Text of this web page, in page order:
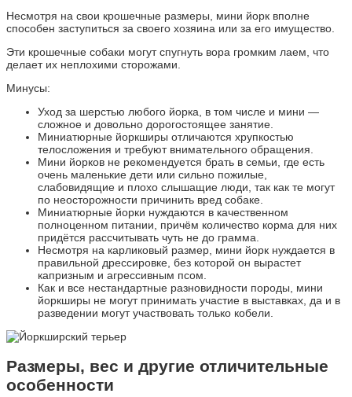
Несмотря на свои крошечные размеры, мини йорк вполне
способен заступиться за своего хозяина или за его имущество.
Эти крошечные собаки могут спугнуть вора громким лаем, что
делает их неплохими сторожами.
Минусы:
Уход за шерстью любого йорка, в том числе и мини —
сложное и довольно дорогостоящее занятие.
Миниатюрные йоркширы отличаются хрупкостью
телосложения и требуют внимательного обращения.
Мини йорков не рекомендуется брать в семьи, где есть
очень маленькие дети или сильно пожилые,
слабовидящие и плохо слышащие люди, так как те могут
по неосторожности причинить вред собаке.
Миниатюрные йорки нуждаются в качественном
полноценном питании, причём количество корма для них
придётся рассчитывать чуть не до грамма.
Несмотря на карликовый размер, мини йорк нуждается в
правильной дрессировке, без которой он вырастет
капризным и агрессивным псом.
Как и все нестандартные разновидности породы, мини
йоркширы не могут принимать участие в выставках, да и в
разведении могут участвовать только кобели.
Размеры, вес и другие отличительные
особенности